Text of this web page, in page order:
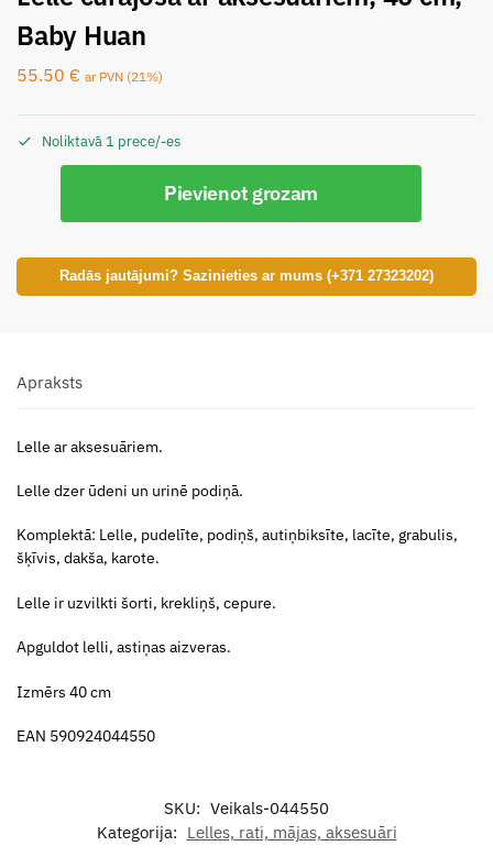
Baby Huan
55.50 € ar PVN (21%)
Noliktavā 1 prece/-es
Pievienot grozam
Radās jautājumi? Sazinieties ar mums (+371 27323202)
Apraksts
Lelle ar aksesuāriem.
Lelle dzer ūdeni un urinē podiņā.
Komplektā: Lelle, pudelīte, podiņš, autiņbiksīte, lacīte, grabulis,
šķīvis, dakša, karote.
Lelle ir uzvilkti šorti, krekliņš, cepure.
Apguldot lelli, astiņas aizveras.
Izmērs 40 cm
EAN 590924044550
SKU: Veikals-044550
Kategorija: Lelles, rati, mājas, aksesuāri